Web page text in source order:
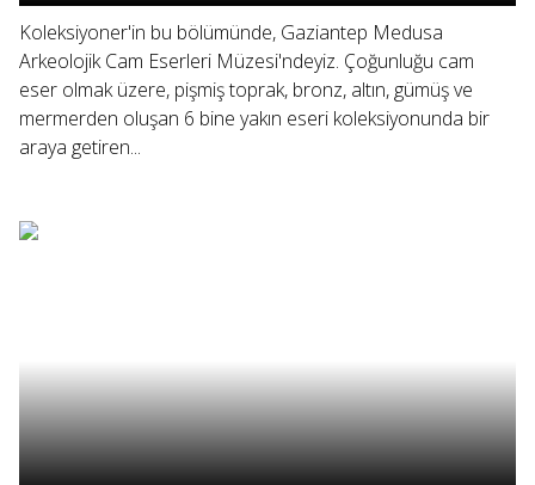
Koleksiyoner'in bu bölümünde, Gaziantep Medusa
Arkeolojik Cam Eserleri Müzesi'ndeyiz. Çoğunluğu cam
eser olmak üzere, pişmiş toprak, bronz, altın, gümüş ve
mermerden oluşan 6 bine yakın eseri koleksiyonunda bir
araya getiren...